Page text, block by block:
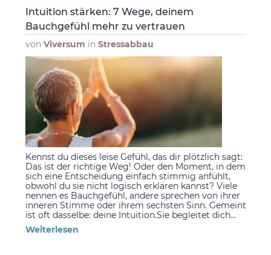
Intuition stärken: 7 Wege, deinem
Bauchgefühl mehr zu vertrauen
von Viversum in Stressabbau
Kennst du dieses leise Gefühl, das dir plötzlich sagt:
Das ist der richtige Weg! Oder den Moment, in dem
sich eine Entscheidung einfach stimmig anfühlt,
obwohl du sie nicht logisch erklären kannst? Viele
nennen es Bauchgefühl, andere sprechen von ihrer
inneren Stimme oder ihrem sechsten Sinn. Gemeint
ist oft dasselbe: deine Intuition.Sie begleitet dich...
Weiterlesen